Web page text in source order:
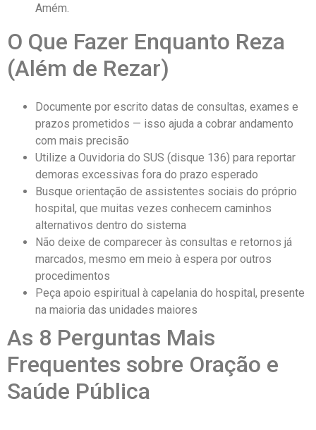
Amém.
O Que Fazer Enquanto Reza
(Além de Rezar)
Documente por escrito datas de consultas, exames e
prazos prometidos — isso ajuda a cobrar andamento
com mais precisão
Utilize a Ouvidoria do SUS (disque 136) para reportar
demoras excessivas fora do prazo esperado
Busque orientação de assistentes sociais do próprio
hospital, que muitas vezes conhecem caminhos
alternativos dentro do sistema
Não deixe de comparecer às consultas e retornos já
marcados, mesmo em meio à espera por outros
procedimentos
Peça apoio espiritual à capelania do hospital, presente
na maioria das unidades maiores
As 8 Perguntas Mais
Frequentes sobre Oração e
Saúde Pública